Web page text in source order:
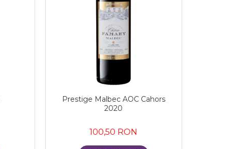
Prestige Malbec AOC Cahors
2020
100,50 RON